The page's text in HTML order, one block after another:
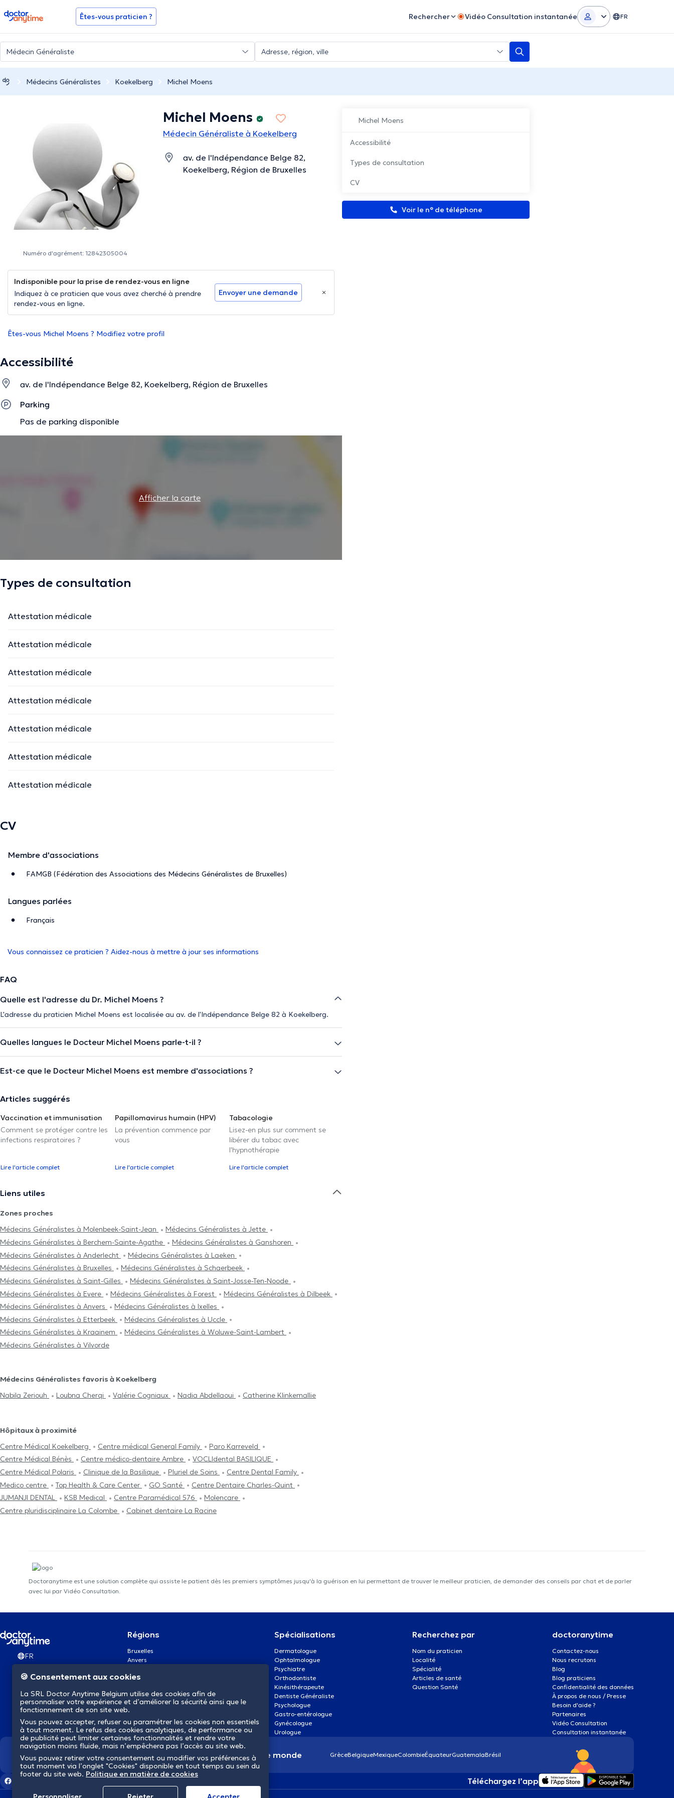
doctoranytime Êtes-vous praticien ? Rechercher Vidéo Consultation instantanée FR
Médecins Généralistes Koekelberg Michel Moens
Michel Moens
Accessibilité
Types de consultation
CV
Voir le n° de téléphone
Numéro d'agrément: 12842305004
Michel Moens
Médecin Généraliste à Koekelberg
av. de l'Indépendance Belge 82,
Koekelberg, Région de Bruxelles
Indisponible pour la prise de rendez-vous en ligne
Indiquez à ce praticien que vous avez cherché à prendre
rendez-vous en ligne.
Envoyer une demande
Êtes-vous Michel Moens ? Modifiez votre profil
Accessibilité
av. de l'Indépendance Belge 82, Koekelberg, Région de Bruxelles
Parking
Pas de parking disponible
Afficher la carte
Types de consultation
Attestation médicale
Attestation médicale
Attestation médicale
Attestation médicale
Attestation médicale
Attestation médicale
Attestation médicale
CV
Membre d'associations
FAMGB (Fédération des Associations des Médecins Généralistes de Bruxelles)
Langues parlées
Français
Vous connaissez ce praticien ? Aidez-nous à mettre à jour ses informations
FAQ
Quelle est l'adresse du Dr. Michel Moens ?
L'adresse du praticien Michel Moens est localisée au av. de l'Indépendance Belge 82 à Koekelberg.
Quelles langues le Docteur Michel Moens parle-t-il ?
Est-ce que le Docteur Michel Moens est membre d'associations ?
Articles suggérés
Vaccination et immunisation
Comment se protéger contre les
infections respiratoires ?
Lire l'article complet
Papillomavirus humain (HPV)
La prévention commence par
vous
Lire l'article complet
Tabacologie
Lisez-en plus sur comment se
libérer du tabac avec
l'hypnothérapie
Lire l'article complet
Liens utiles
Zones proches
Médecins Généralistes à Molenbeek-Saint-Jean
Médecins Généralistes à Jette
Médecins Généralistes à Berchem-Sainte-Agathe
Médecins Généralistes à Ganshoren
Médecins Généralistes à Anderlecht
Médecins Généralistes à Laeken
Médecins Généralistes à Bruxelles
Médecins Généralistes à Schaerbeek
Médecins Généralistes à Saint-Gilles
Médecins Généralistes à Saint-Josse-Ten-Noode
Médecins Généralistes à Evere
Médecins Généralistes à Forest
Médecins Généralistes à Dilbeek
Médecins Généralistes à Anvers
Médecins Généralistes à Ixelles
Médecins Généralistes à Etterbeek
Médecins Généralistes à Uccle
Médecins Généralistes à Kraainem
Médecins Généralistes à Woluwe-Saint-Lambert
Médecins Généralistes à Vilvorde
Médecins Généralistes favoris à Koekelberg
Nabila Zeriouh
Loubna Cherqi Valérie Cogniaux Nadia Abdellaoui Catherine Klinkemallie
Hôpitaux à proximité
Centre Médical Koekelberg
Centre médical General Family
Paro Karreveld
Centre Médical Bénès
Centre médico-dentaire Ambre
VOCLIdental BASILIQUE
Centre Médical Polaris
Clinique de la Basilique Pluriel de Soins
Centre Dental Family
Medico centre
Top Health & Care Center GO Santé
Centre Dentaire Charles-Quint
JUMANJI DENTAL
KSB Medical Centre Paramédical 576
Molencare
Centre pluridisciplinaire La Colombe
Cabinet dentaire La Racine
Doctoranytime est une solution complète qui assiste le patient dès les premiers symptômes jusqu'à la guérison en lui permettant de trouver le meilleur praticien, de demander des conseils par chat et de parler
avec lui par Vidéo Consultation.
FR
Régions
Bruxelles
Anvers
Charleroi
Bruges
Namur
Louvain
Mons
Aalst Flandre-Orientale
Spécialisations
Dermatologue
Ophtalmologue
Psychiatre
Orthodontiste
Kinésithérapeute
Dentiste Généraliste
Psychologue
Gastro-entérologue
Gynécologue
Urologue
Recherchez par
Nom du praticien
Localité
Spécialité
Articles de santé
Question Santé
doctoranytime
Contactez-nous
Nous recrutons
Blog
Blog praticiens
Confidentialité des données
À propos de nous / Presse
Besoin d'aide ?
Partenaires
Vidéo Consultation
Consultation instantanée
Nous révolutionnons la santé dans le monde GrèceBelgiqueMexiqueColombieÉquateurGuatemalaBrésil
Téléchargez l’app
🍪 Consentement aux cookies
La SRL Doctor Anytime Belgium utilise des cookies afin de
personnaliser votre expérience et d’améliorer la sécurité ainsi que le
fonctionnement de son site web.
Vous pouvez accepter, refuser ou paramétrer les cookies non essentiels
à tout moment. Le refus des cookies analytiques, de performance ou
de publicité peut limiter certaines fonctionnalités et rendre votre
navigation moins fluide, mais n’empêchera pas l’accès au site web.
Vous pouvez retirer votre consentement ou modifier vos préférences à
tout moment via l’onglet "Cookies" disponible en tout temps au sein du
footer du site web. Politique en matière de cookies